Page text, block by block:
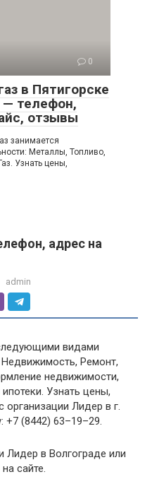
0
в Пятигорске
— телефон,
отзывы
занимается
Металлы, Топливо,
Узнать цены,
адрес на
admin
видами
Недвижимость, Ремонт,
недвижимости,
Узнать цены,
Лидер в г.
+7 (8442) 63–19–29.
Лидер в Волгограде или
сайте.